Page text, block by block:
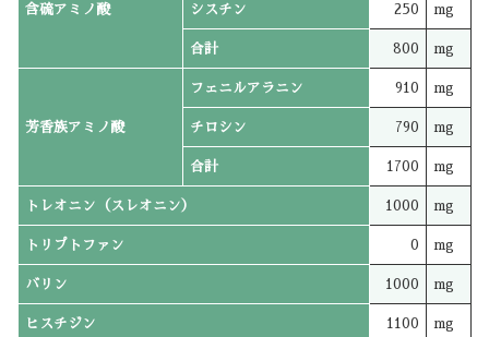
含硫アミノ酸 シスチン 250 mg
合計 800 mg
芳香族アミノ酸
フェニルアラニン 910 mg
チロシン 790 mg
合計 1700 mg
トレオニン（スレオニン） 1000 mg
トリプトファン 0 mg
バリン 1000 mg
ヒスチジン 1100 mg